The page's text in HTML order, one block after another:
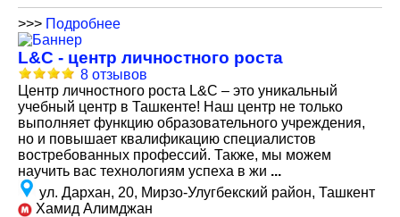
>>> Подробнее
L&C - центр личностного роста
8 отзывов
Центр личностного роста L&C – это уникальный
учебный центр в Ташкенте! Наш центр не только
выполняет функцию образовательного учреждения,
но и повышает квалификацию специалистов
востребованных профессий. Также, мы можем
научить вас технологиям успеха в жи ...
ул. Дархан, 20, Мирзо-Улугбекский район, Ташкент
Хамид Алимджан